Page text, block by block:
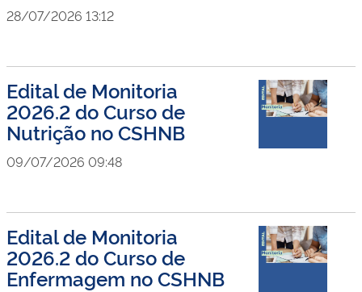
28/07/2026 13:12
Edital de Monitoria
2026.2 do Curso de
Nutrição no CSHNB
09/07/2026 09:48
Edital de Monitoria
2026.2 do Curso de
Enfermagem no CSHNB